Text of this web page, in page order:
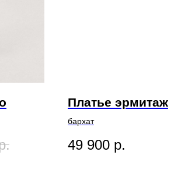
Платье эрмитаж
бархат
49 900 р.